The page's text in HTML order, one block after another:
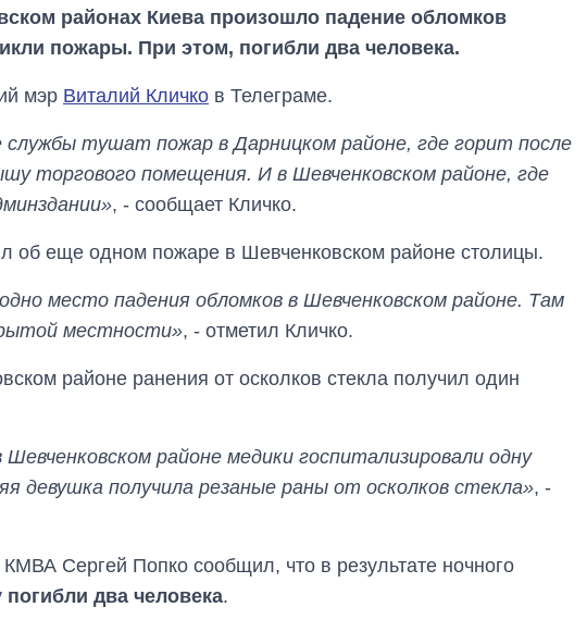
районах Киева произошло падение обломков
пожары. При этом, погибли два человека.
мэр Виталий Кличко в Телеграме.
тушат пожар в Дарницком районе, где горит после
торгового помещения. И в Шевченковском районе, где
, - сообщает Кличко.
об еще одном пожаре в Шевченковском районе столицы.
место падения обломков в Шевченковском районе. Там
местности», - отметил Кличко.
районе ранения от осколков стекла получил один
районе медики госпитализировали одну
девушка получила резаные раны от осколков стекла», -
Сергей Попко сообщил, что в результате ночного
погибли два человека.
картофеля
выращивали в
войны